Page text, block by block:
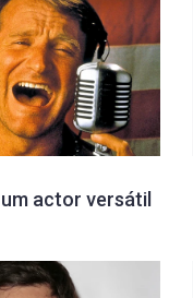
actor versátil